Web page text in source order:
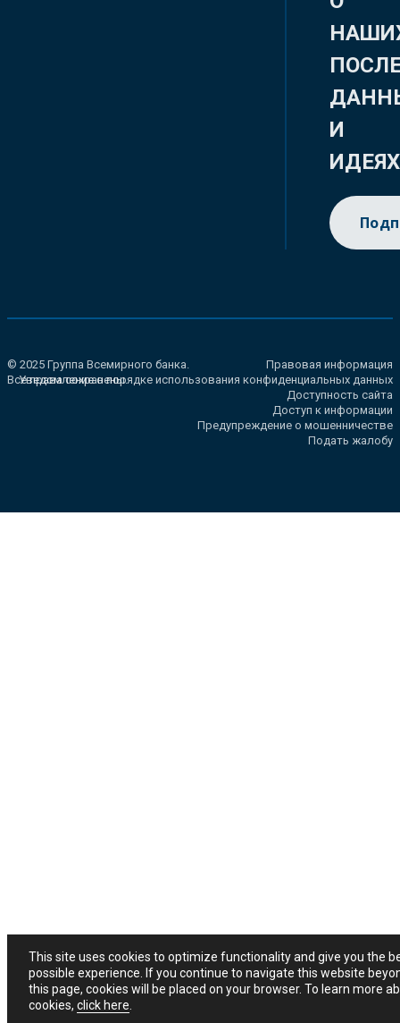
И
ИДЕЯХ
© 2025 Группа Всемирного банка.
Все права сохранены.
Правовая информация
Уведомление о порядке использования конфиденциальных данных
Доступность сайта
Доступ к информации
Предупреждение о мошенничестве
Подать жалобу
This site uses cookies to optimize functionality and give you the
possible experience. If you continue to navigate this website
this page, cookies will be placed on your browser. To learn more
cookies, click here